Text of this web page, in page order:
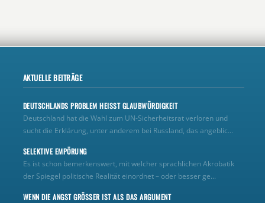
AKTUELLE BEITRÄGE
DEUTSCHLANDS PROBLEM HEISST GLAUBWÜRDIGKEIT
Deutschland hat die Wahl zum UN‑Sicherheitsrat verloren und
sucht die Erklärung, unter anderem bei Russland, das angeblic...
SELEKTIVE EMPÖRUNG
Es ist schon bemerkenswert, mit welcher sprachlichen Akrobatik
der Spiegel politische Realität einordnet – oder besser ge...
WENN DIE ANGST GRÖSSER IST ALS DAS ARGUMENT